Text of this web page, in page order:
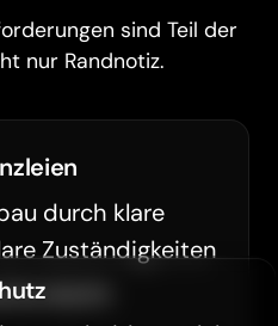
sind Teil der
nur Randnotiz.
durch klare
Zuständigkeiten
leicht
2.2)